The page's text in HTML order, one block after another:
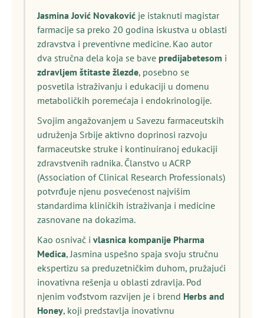
Jasmina Jović Novaković je istaknuti magistar
farmacije sa preko 20 godina iskustva u oblasti
zdravstva i preventivne medicine. Kao autor
dva stručna dela koja se bave predijabetesom i
zdravljem štitaste žlezde, posebno se
posvetila istraživanju i edukaciji u domenu
metaboličkih poremećaja i endokrinologije.
Svojim angažovanjem u Savezu farmaceutskih
udruženja Srbije aktivno doprinosi razvoju
farmaceutske struke i kontinuiranoj edukaciji
zdravstvenih radnika. Članstvo u ACRP
(Association of Clinical Research Professionals)
potvrđuje njenu posvećenost najvišim
standardima kliničkih istraživanja i medicine
zasnovane na dokazima.
Kao osnivač i vlasnica kompanije Pharma
Medica, Jasmina uspešno spaja svoju stručnu
ekspertizu sa preduzetničkim duhom, pružajući
inovativna rešenja u oblasti zdravlja. Pod
njenim vođstvom razvijen je i brend Herbs and
Honey, koji predstavlja inovativnu